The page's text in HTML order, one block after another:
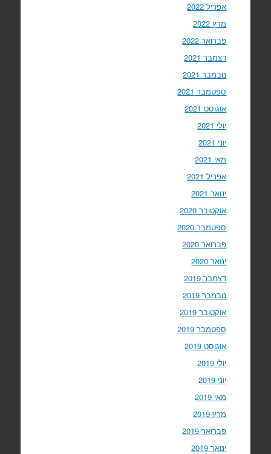
אפריל 2022
מרץ 2022
פברואר 2022
דצמבר 2021
נובמבר 2021
ספטמבר 2021
אוגוסט 2021
יולי 2021
יוני 2021
מאי 2021
אפריל 2021
ינואר 2021
אוקטובר 2020
ספטמבר 2020
פברואר 2020
ינואר 2020
דצמבר 2019
נובמבר 2019
אוקטובר 2019
ספטמבר 2019
אוגוסט 2019
יולי 2019
יוני 2019
מאי 2019
מרץ 2019
פברואר 2019
ינואר 2019